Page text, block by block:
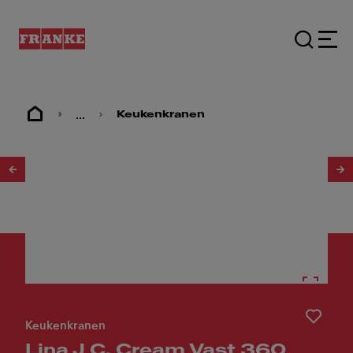
... Keukenkranen
Keukenkranen